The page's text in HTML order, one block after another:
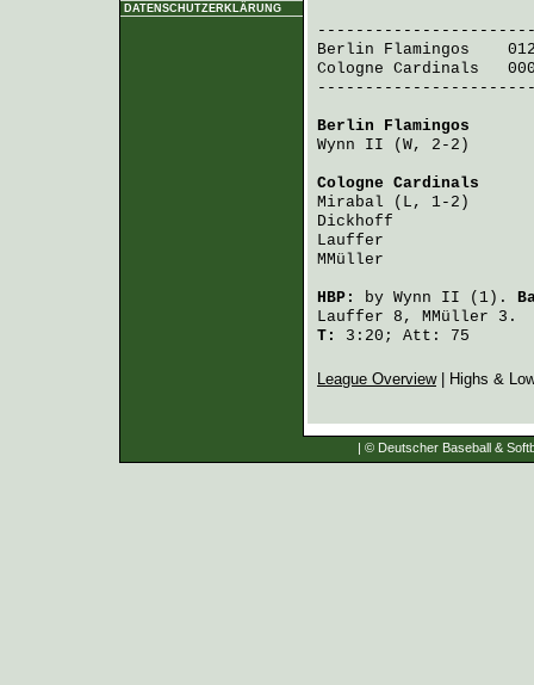
DATENSCHUTZERKLÄRUNG
Berlin Flamingos
Cologne Cardinals
Berlin Flamingos
Wynn II (W, 2-2)
Cologne Cardinals
Mirabal (L, 1-2)
Dickhoff
Lauffer
MMüller
HBP: by Wynn II (1).
Lauffer 8, MMüller 3.
T:
3:20; Att: 75
League Overview| Highs &
| © Deutscher Baseball &